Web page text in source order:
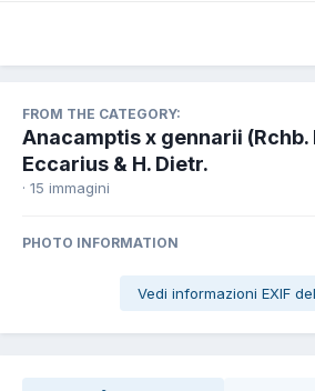
FROM THE CATEGORY:
Anacamptis x gennarii (Rchb.
Eccarius & H. Dietr.
· 15 immagini
PHOTO INFORMATION
Vedi informazioni EXIF